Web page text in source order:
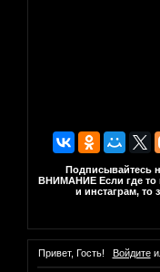
Подписывайтесь
ВНИМАНИЕ Если где то
и инстаграм, то
Привет, Гость! Войдите